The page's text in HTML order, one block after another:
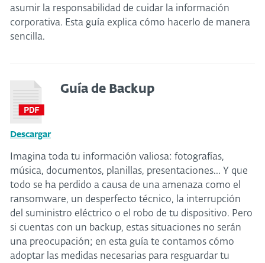
asumir la responsabilidad de cuidar la información
corporativa. Esta guía explica cómo hacerlo de manera
sencilla.
Descargar
Guía de Backup
Imagina toda tu información valiosa: fotografías,
música, documentos, planillas, presentaciones... Y que
todo se ha perdido a causa de una amenaza como el
ransomware, un desperfecto técnico, la interrupción
del suministro eléctrico o el robo de tu dispositivo. Pero
si cuentas con un backup, estas situaciones no serán
una preocupación; en esta guía te contamos cómo
adoptar las medidas necesarias para resguardar tu